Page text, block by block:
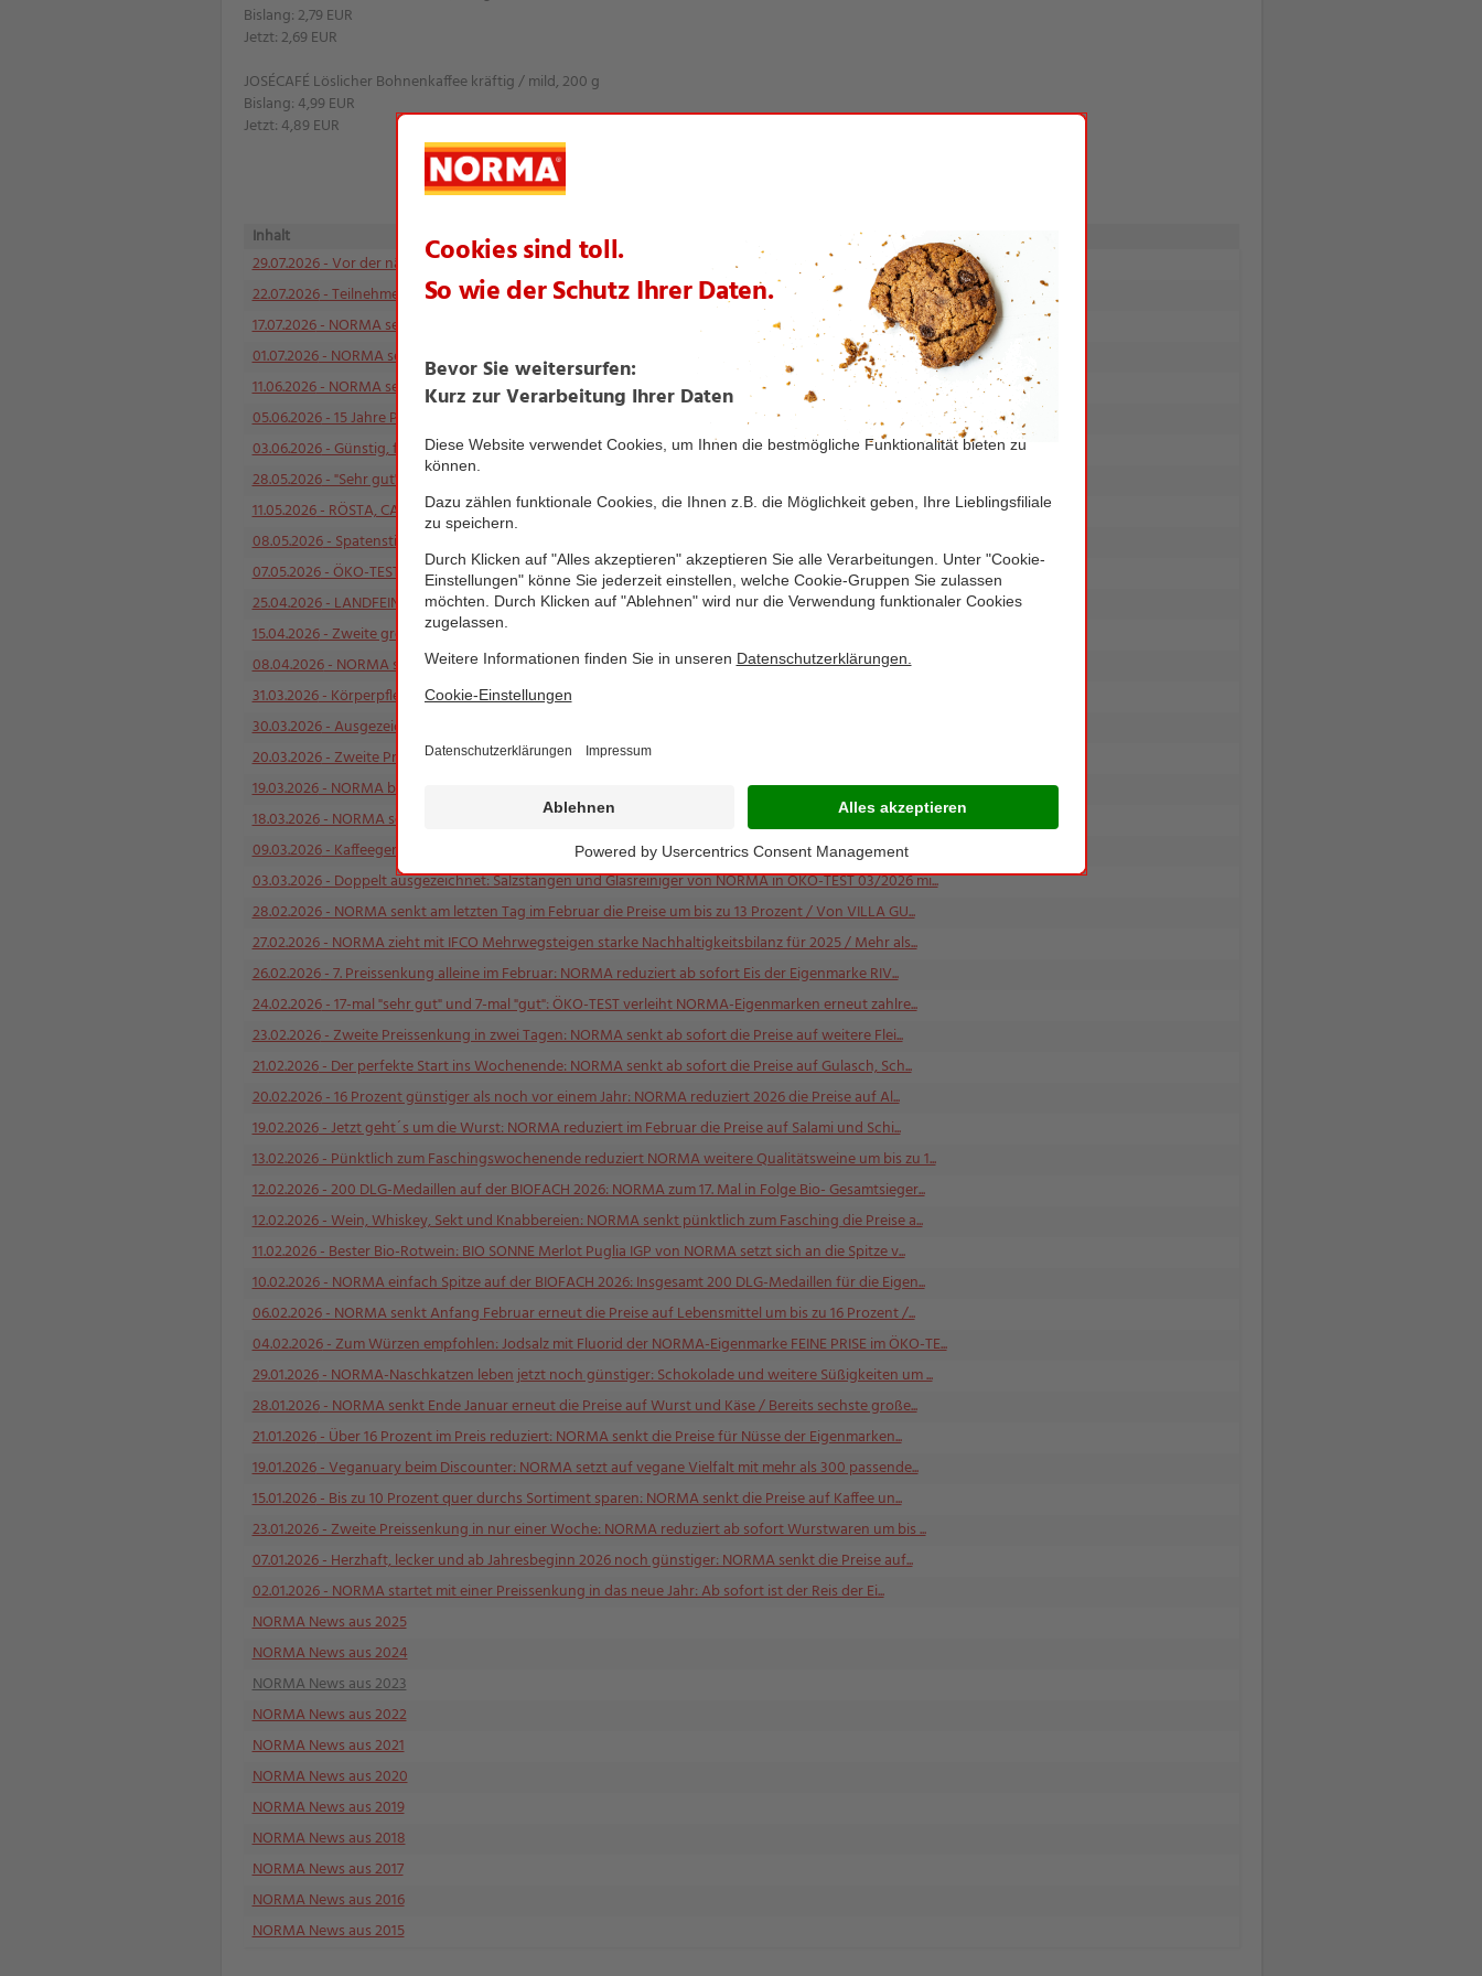
Bislang: 2,79 EUR
Jetzt: 2,69 EUR
JOSÉCAFÉ Löslicher Bohnenkaffee kräftig / mild, 200 g
Bislang: 4,99 EUR
Jetzt: 4,89 EUR
Inhalt
29.07.2026- Vor der nächsten Hitzewelle Ende Juli: Zum Monatsende bietet NORMA Grillgut um bis z...
22.07.2026- Teilnehmerrekord beim Discounter-Team: Mehr als 125 NORMA-Mitarbeitende gehen beim d...
17.07.2026- NORMA senkt Mitte Juli die Preise auf Sprizz von CONTE PASSIONE, TRIMM Orangennektar...
01.07.2026- NORMA senkt Anfang Juli erneuet die Preise auf Kaffeeprodukte von RÖSTA, CAFFECIAO u...
11.06.2026- NORMA senkt im Juni die Preise auf Schnitzel, Salami und Schinken um bis zu 16 Proze...
05.06.2026- 15 Jahre Partnerschaft für Nachhaltigkeit: NORMA und Fairtrade Deutschland feiern ge...
03.06.2026- Günstig, flexibel und ausgezeichnet: NORMA Connect startet Prepaid-Jahrespakete mit ...
28.05.2026- "Sehr gut" im großen CHIP-Test: NORMA Connect "Smart S" punktet erneut mit Top- Plat...
11.05.2026- RÖSTA, CAFFECIAO und BIO SONNE: NORMA senkt Mitte Mai die Preise auf Kaffeeprodukte ...
08.05.2026- Spatenstich bei NORMA in Kerpen: Erweiterung der Kühl- und Tiefkühllogistik schafft ...
07.05.2026- ÖKO-TEST 05/2026 zeichnet ERNTEKRONE Buttergemüse von NORMA aus / TK- Gemüse aus (Bi...
25.04.2026- LANDFEIN Butter bei NORMA ab sofort gut 11 Prozent billiger - so kann das letzte Apr...
15.04.2026- Zweite große Preissenkung im April: NORMA senkt ab sofort die Preise auf Schokolade ...
08.04.2026- NORMA senkt im April die Preise auf Putzmittel, Geschirrspülmittel und Windeln um bi...
31.03.2026- Körperpflege ohne Kompromisse: NORMA-Damen-Rasierer von KING LADY in der April-Ausga...
30.03.2026- Ausgezeichnet in den Tag starten: NORMA erhält "sehr gut"-Bewertung im ÖKO-TEST für ...
20.03.2026- Zweite Preissenkung in nur einer Woche: NORMA reduziert zum Frühlingsanfang Süßwaren...
19.03.2026- NORMA begeistert zahlreiche junge Talente beim "Tag des dualen Studiums" der DHBW Mo...
18.03.2026- NORMA senkt Mitte März die Preise für Backartikel seiner Eigenmarke um bis zu 23 Pro...
09.03.2026- Kaffeegenuss mit RÖSTA und CAFFECIAO von NORMA ab März deutlich günstiger / Pads und...
03.03.2026- Doppelt ausgezeichnet: Salzstangen und Glasreiniger von NORMA in ÖKO-TEST 03/2026 mi...
28.02.2026- NORMA senkt am letzten Tag im Februar die Preise um bis zu 13 Prozent / Von VILLA GU...
27.02.2026- NORMA zieht mit IFCO Mehrwegsteigen starke Nachhaltigkeitsbilanz für 2025 / Mehr als...
26.02.2026- 7. Preissenkung alleine im Februar: NORMA reduziert ab sofort Eis der Eigenmarke RIV...
24.02.2026- 17-mal "sehr gut" und 7-mal "gut": ÖKO-TEST verleiht NORMA-Eigenmarken erneut zahlre...
23.02.2026- Zweite Preissenkung in zwei Tagen: NORMA senkt ab sofort die Preise auf weitere Flei...
21.02.2026- Der perfekte Start ins Wochenende: NORMA senkt ab sofort die Preise auf Gulasch, Sch...
20.02.2026- 16 Prozent günstiger als noch vor einem Jahr: NORMA reduziert 2026 die Preise auf Al...
19.02.2026- Jetzt geht´s um die Wurst: NORMA reduziert im Februar die Preise auf Salami und Schi...
13.02.2026- Pünktlich zum Faschingswochenende reduziert NORMA weitere Qualitätsweine um bis zu 1...
12.02.2026- 200 DLG-Medaillen auf der BIOFACH 2026: NORMA zum 17. Mal in Folge Bio- Gesamtsieger...
12.02.2026- Wein, Whiskey, Sekt und Knabbereien: NORMA senkt pünktlich zum Fasching die Preise a...
11.02.2026- Bester Bio-Rotwein: BIO SONNE Merlot Puglia IGP von NORMA setzt sich an die Spitze v...
10.02.2026- NORMA einfach Spitze auf der BIOFACH 2026: Insgesamt 200 DLG-Medaillen für die Eigen...
06.02.2026- NORMA senkt Anfang Februar erneut die Preise auf Lebensmittel um bis zu 16 Prozent /...
04.02.2026- Zum Würzen empfohlen: Jodsalz mit Fluorid der NORMA-Eigenmarke FEINE PRISE im ÖKO-TE...
29.01.2026- NORMA-Naschkatzen leben jetzt noch günstiger: Schokolade und weitere Süßigkeiten um ...
28.01.2026- NORMA senkt Ende Januar erneut die Preise auf Wurst und Käse / Bereits sechste große...
21.01.2026- Über 16 Prozent im Preis reduziert: NORMA senkt die Preise für Nüsse der Eigenmarken...
19.01.2026- Veganuary beim Discounter: NORMA setzt auf vegane Vielfalt mit mehr als 300 passende...
15.01.2026- Bis zu 10 Prozent quer durchs Sortiment sparen: NORMA senkt die Preise auf Kaffee un...
23.01.2026- Zweite Preissenkung in nur einer Woche: NORMA reduziert ab sofort Wurstwaren um bis ...
07.01.2026- Herzhaft, lecker und ab Jahresbeginn 2026 noch günstiger: NORMA senkt die Preise auf...
02.01.2026- NORMA startet mit einer Preissenkung in das neue Jahr: Ab sofort ist der Reis der Ei...
NORMA News aus 2025
NORMA News aus 2024
NORMA News aus 2023
NORMA News aus 2022
NORMA News aus 2021
NORMA News aus 2020
NORMA News aus 2019
NORMA News aus 2018
NORMA News aus 2017
NORMA News aus 2016
NORMA News aus 2015